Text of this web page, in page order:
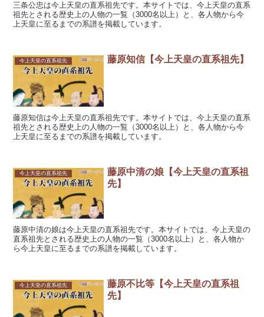
三条公忠は今上天皇の直系祖先です。本サイトでは、今上天皇の直系
祖先とされる歴史上の人物の一覧（3000名以上）と、各人物から今
上天皇に至るまでの系譜を掲載しています。
今上天皇の直系祖先 藤原知信【今上天皇の直系祖先】
藤原知信は今上天皇の直系祖先です。本サイトでは、今上天皇の直系
祖先とされる歴史上の人物の一覧（3000名以上）と、各人物から今
上天皇に至るまでの系譜を掲載しています。
今上天皇の直系祖先
藤原中清の娘【今上天皇の直系祖
先】
藤原中清の娘は今上天皇の直系祖先です。本サイトでは、今上天皇の
直系祖先とされる歴史上の人物の一覧（3000名以上）と、各人物か
ら今上天皇に至るまでの系譜を掲載しています。
今上天皇の直系祖先
藤原不比等【今上天皇の直系祖
先】